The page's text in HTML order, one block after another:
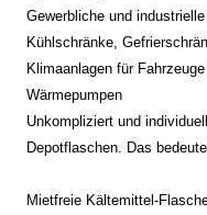
Gewerbliche und
Kühlschränke,
Klimaanlagen für
Wärmepumpen
Unkompliziert und
Depotflaschen. Das
Mietfreie Kältemittel-